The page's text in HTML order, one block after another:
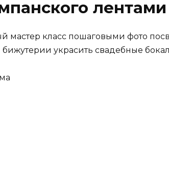
лентами
мастер класс пошаговыми фото
бижутерии украсить свадебные